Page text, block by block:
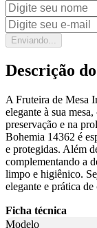
Enviando...
Descrição
A Fruteira de Mesa
elegante à sua
preservação e na
Bohemia 14362 é
e protegidas. Além
complementando a
limpo e higiênico.
elegante e prática
Ficha técnica
Modelo